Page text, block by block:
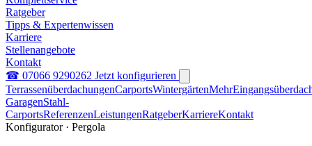
Ratgeber
Tipps & Expertenwissen
Karriere
Stellenangebote
Kontakt
☎ 07066 9290262 Jetzt konfigurieren
TerrassenüberdachungenCarportsWintergärtenMehr
GaragenStahl-
CarportsReferenzenLeistungenRatgeberKarriereKontakt
Konfigurator · Pergola